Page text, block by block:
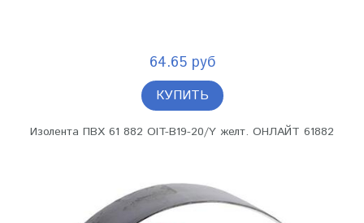
64.65 руб
КУПИТЬ
Изолента ПВХ 61 882 OIT-B19-20/Y желт. ОНЛАЙТ 61882